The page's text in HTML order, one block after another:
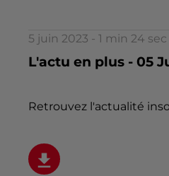
5 juin 2023 - 1 min 24 sec
L'actu en plus - 05
Retrouvez l'actualité